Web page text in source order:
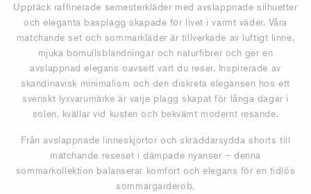
Upptäck raffinerade semesterkläder med avslappnade silhuetter
och eleganta basplagg skapade för livet i varmt väder. Våra
matchande set och sommarkläder är tillverkade av luftigt linne,
mjuka bomullsblandningar och naturfibrer och ger en
avslappnad elegans oavsett vart du reser. Inspirerade av
skandinavisk minimalism och den diskreta elegansen hos ett
svenskt lyxvarumärke är varje plagg skapat för långa dagar i
solen, kvällar vid kusten och bekvämt modernt resande.
Från avslappnade linneskjortor och skräddarsydda shorts till
matchande reseset i dämpade nyanser – denna
sommarkollektion balanserar komfort och elegans för en tidlös
sommargarderob.